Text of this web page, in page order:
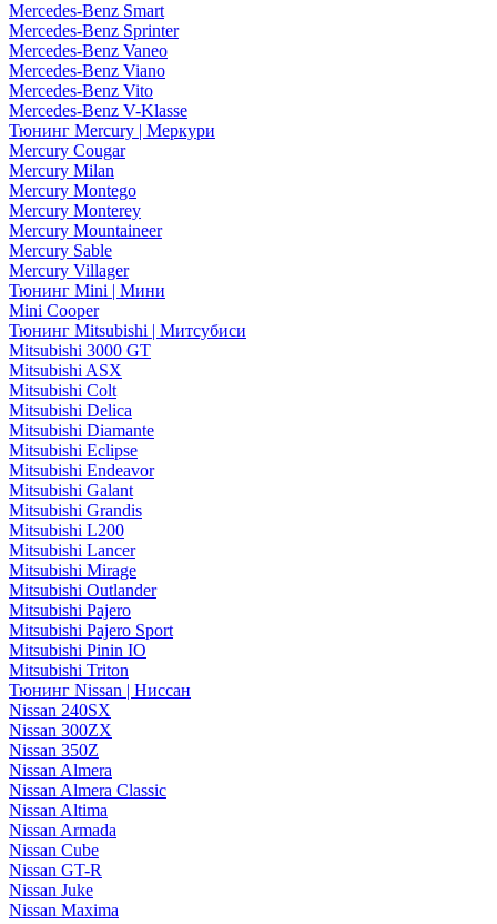
Mercedes-Benz Smart
Mercedes-Benz Sprinter
Mercedes-Benz Vaneo
Mercedes-Benz Viano
Mercedes-Benz Vito
Mercedes-Benz V-Klasse
Тюнинг Mercury | Меркури
Mercury Cougar
Mercury Milan
Mercury Montego
Mercury Monterey
Mercury Mountaineer
Mercury Sable
Mercury Villager
Тюнинг Mini | Мини
Mini Cooper
Тюнинг Mitsubishi | Митсубиси
Mitsubishi 3000 GT
Mitsubishi ASX
Mitsubishi Colt
Mitsubishi Delica
Mitsubishi Diamante
Mitsubishi Eclipse
Mitsubishi Endeavor
Mitsubishi Galant
Mitsubishi Grandis
Mitsubishi L200
Mitsubishi Lancer
Mitsubishi Mirage
Mitsubishi Outlander
Mitsubishi Pajero
Mitsubishi Pajero Sport
Mitsubishi Pinin IO
Mitsubishi Triton
Тюнинг Nissan | Ниссан
Nissan 240SX
Nissan 300ZX
Nissan 350Z
Nissan Almera
Nissan Almera Classic
Nissan Altima
Nissan Armada
Nissan Cube
Nissan GT-R
Nissan Juke
Nissan Maxima